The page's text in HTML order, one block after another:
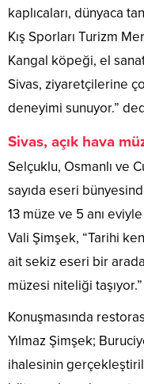
kaplıcaları, dünyaca
Kış Sporları Turizm
Kangal köpeği, el
Sivas, ziyaretçilerine
deneyimi sunuyor.”
Sivas, açık hava
Selçuklu, Osmanlı ve
sayıda eseri
13 müze ve 5 anı
Vali Şimşek, “Tarihi
ait sekiz eseri bir
müzesi niteliği
Konuşmasında
Yılmaz Şimşek;
ihalesinin